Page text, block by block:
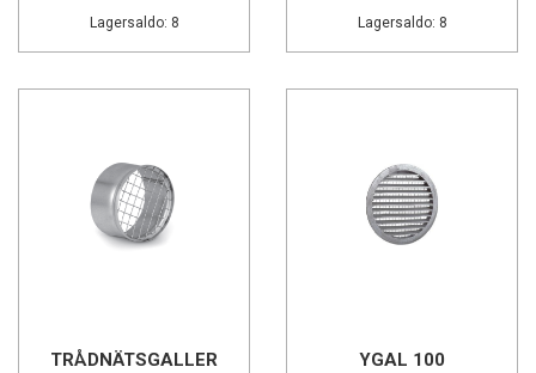
Lagersaldo: 8 Lagersaldo: 8
TRÅDNÄTSGALLER
YGAL 100